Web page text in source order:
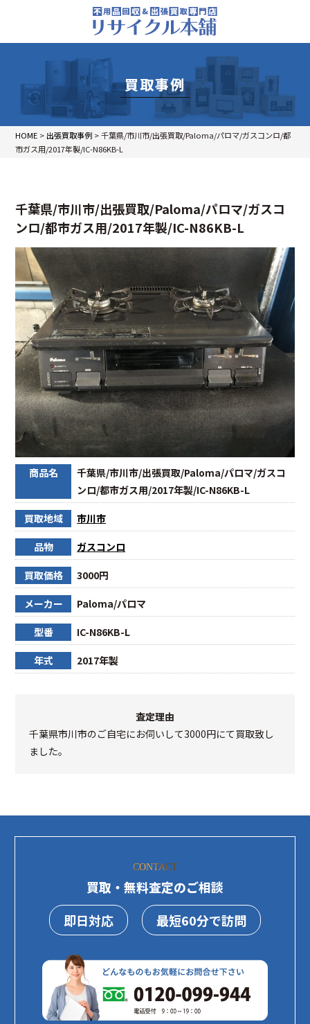
買取事例
HOME > 出張買取事例 >千葉県/市川市/出張買取/Paloma/パロマ/ガスコンロ/都
市ガス用/2017年製/IC-N86KB-L
千葉県/市川市/出張買取/Paloma/パロマ/ガスコ
ンロ/都市ガス用/2017年製/IC-N86KB-L
商品名
千葉県/市川市/出張買取/Paloma/パロマ/ガスコ
ンロ/都市ガス用/2017年製/IC-N86KB-L
買取地域 市川市
品物 ガスコンロ
買取価格 3000円
メーカー Paloma/パロマ
型番 IC-N86KB-L
年式 2017年製
査定理由
千葉県市川市のご自宅にお伺いして3000円にて買取致し
ました。
CONTACT
買取・無料査定のご相談
即日対応
最短60分で訪問